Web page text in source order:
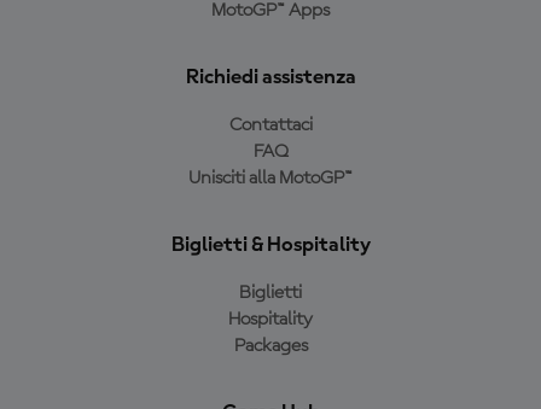
MotoGP™ Apps
Richiedi assistenza
Contattaci
FAQ
Unisciti alla MotoGP™
Biglietti & Hospitality
Biglietti
Hospitality
Packages